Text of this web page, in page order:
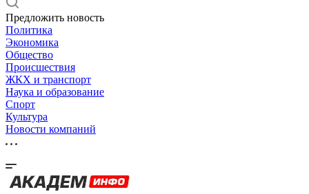
Предложить новость
Политика
Экономика
Общество
Происшествия
ЖКХ и транспорт
Наука и образование
Спорт
Культура
Новости компаний